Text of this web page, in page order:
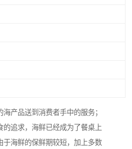
产品送到消费者手中的服务；
的追求，海鲜已经成为了餐桌上
于海鲜的保鲜期较短，加上多数